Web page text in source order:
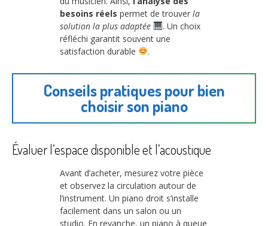
besoins réels permet de trouver la
solution la plus adaptée
. Un choix
réfléchi garantit souvent une
satisfaction durable
.
Conseils pratiques pour bien
choisir son piano
Évaluer l’espace disponible et l’acoustique
Avant d’acheter, mesurez votre pièce
et observez la circulation autour de
l’instrument. Un piano droit s’installe
facilement dans un salon ou un
studio. En revanche, un piano à queue